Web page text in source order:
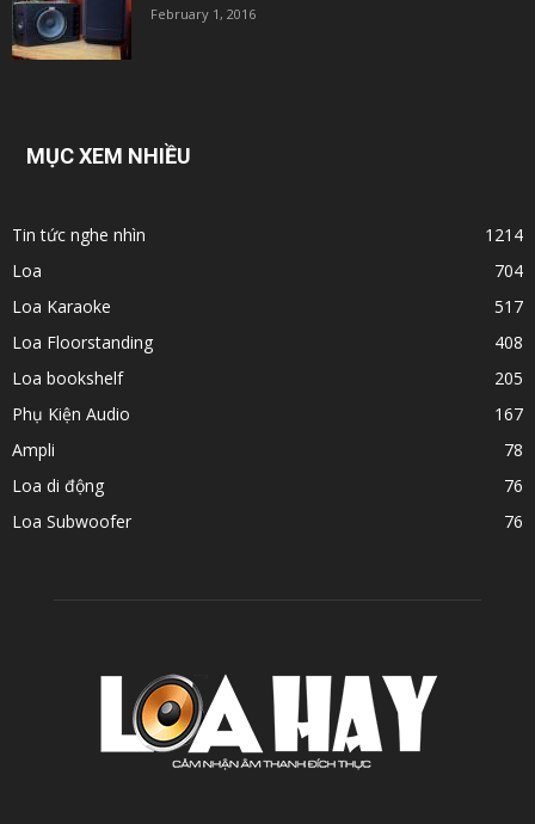
February 1, 2016
MỤC XEM NHIỀU
Tin tức nghe nhìn
1214
Loa
704
Loa Karaoke
517
Loa Floorstanding
408
Loa bookshelf
205
Phụ Kiện Audio
167
Ampli
78
Loa di động
76
Loa Subwoofer
76